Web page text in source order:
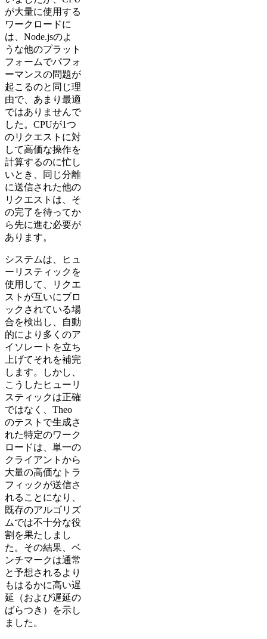
が大量に使用する
ワークロードに
は、Node.jsのよ
うな他のプラット
フォームでパフォ
ーマンスの問題が
起こるのと同じ理
由で、あまり最適
ではありませんで
した。CPUが1つ
のリクエストに対
して高価な操作を
計算するのに忙し
いとき、同じ分離
に送信された他の
リクエストは、そ
の完了を待ってか
ら先に進む必要が
あります。
システムは、ヒュ
ーリスティックを
使用して、リクエ
ストが互いにブロ
ックされている場
合を検出し、自動
的により多くのア
イソレートを立ち
上げてそれを補完
します。しかし、
こうしたヒューリ
スティックは正確
ではなく、Theo
のテストで生成さ
れた特定のワーク
ロードは、単一の
クライアントから
大量の高価なトラ
フィックが送信さ
れることになり、
既存のアルゴリズ
ムでは不十分な役
割を果たしまし
た。その結果、ベ
ンチマークは通常
と予想されるより
もはるかに高い遅
延（および遅延の
ばらつき）を示し
ました。